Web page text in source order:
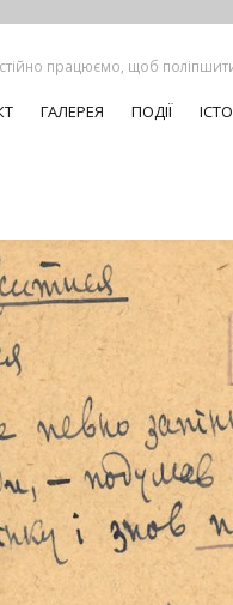
працюємо, щоб
ГАЛЕРЕЯ ПОДІЇ